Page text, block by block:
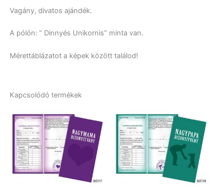
Vagány, divatos ajándék.
A pólón: ” Dinnyés Unikornis” minta van.
Mérettáblázatot a képek között találod!
Kapcsolódó termékek